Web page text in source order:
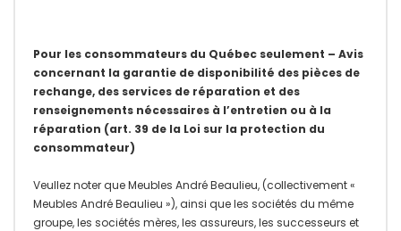
Pour les consommateurs du Québec seulement – Avis
concernant la garantie de disponibilité des pièces de
rechange, des services de réparation et des
renseignements nécessaires à l’entretien ou à la
réparation (art. 39 de la Loi sur la protection du
consommateur)
Veullez noter que Meubles André Beaulieu, (collectivement «
Meubles André Beaulieu »), ainsi que les sociétés du même
groupe, les sociétés mères, les assureurs, les successeurs et